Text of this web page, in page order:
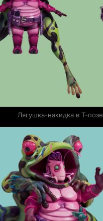
Лягушка-накидка в Т-позе